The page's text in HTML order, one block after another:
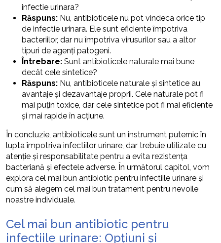
infectie urinara?
Răspuns: Nu, antibioticele nu pot vindeca orice tip
de infectie urinara. Ele sunt eficiente împotriva
bacteriilor, dar nu împotriva virusurilor sau a altor
tipuri de agenți patogeni.
Întrebare: Sunt antibioticele naturale mai bune
decât cele sintetice?
Răspuns: Nu, antibioticele naturale și sintetice au
avantaje și dezavantaje proprii. Cele naturale pot fi
mai puțin toxice, dar cele sintetice pot fi mai eficiente
și mai rapide în acțiune.
În concluzie, antibioticele sunt un instrument puternic în
lupta împotriva infectiilor urinare, dar trebuie utilizate cu
atenție și responsabilitate pentru a evita rezistența
bacteriană și efectele adverse. În următorul capitol, vom
explora cel mai bun antibiotic pentru infectiile urinare și
cum să alegem cel mai bun tratament pentru nevoile
noastre individuale.
Cel mai bun antibiotic pentru
infectiile urinare: Opțiuni și